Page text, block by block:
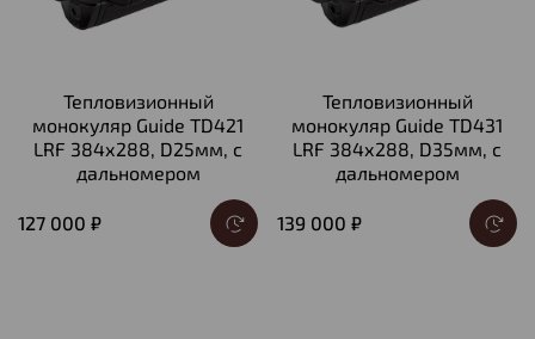
Тепловизионный
монокуляр Guide TD421
LRF 384х288, D25мм, с
дальномером
127 000 ₽
Тепловизионный
монокуляр Guide TD431
LRF 384х288, D35мм, с
дальномером
139 000 ₽